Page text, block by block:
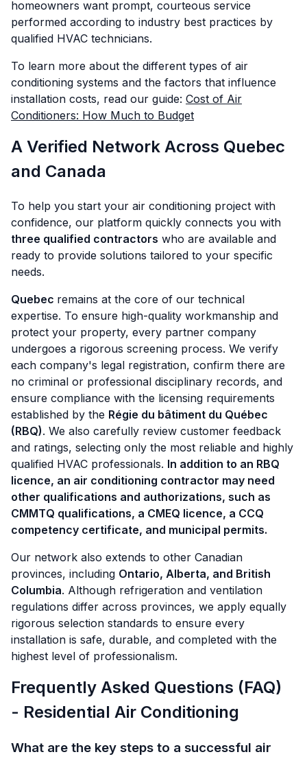
homeowners want prompt, courteous service
performed according to industry best practices by
qualified HVAC technicians.
To learn more about the different types of air
conditioning systems and the factors that influence
installation costs, read our guide: Cost of Air
Conditioners: How Much to Budget
A Verified Network Across Quebec
and Canada
To help you start your air conditioning project with
confidence, our platform quickly connects you with
three qualified contractors who are available and
ready to provide solutions tailored to your specific
needs.
Quebec remains at the core of our technical
expertise. To ensure high-quality workmanship and
protect your property, every partner company
undergoes a rigorous screening process. We verify
each company's legal registration, confirm there are
no criminal or professional disciplinary records, and
ensure compliance with the licensing requirements
established by the Régie du bâtiment du Québec
(RBQ). We also carefully review customer feedback
and ratings, selecting only the most reliable and highly
qualified HVAC professionals. In addition to an RBQ
licence, an air conditioning contractor may need
other qualifications and authorizations, such as
CMMTQ qualifications, a CMEQ licence, a CCQ
competency certificate, and municipal permits.
Our network also extends to other Canadian
provinces, including Ontario, Alberta, and British
Columbia. Although refrigeration and ventilation
regulations differ across provinces, we apply equally
rigorous selection standards to ensure every
installation is safe, durable, and completed with the
highest level of professionalism.
Frequently Asked Questions (FAQ)
- Residential Air Conditioning
What are the key steps to a successful air